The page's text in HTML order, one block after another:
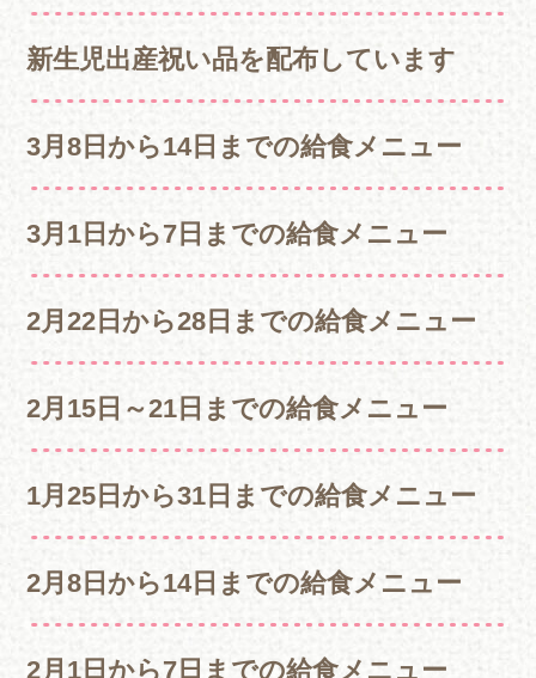
新生児出産祝い品を配布しています
3月8日から14日までの給食メニュー
3月1日から7日までの給食メニュー
2月22日から28日までの給食メニュー
2月15日～21日までの給食メニュー
1月25日から31日までの給食メニュー
2月8日から14日までの給食メニュー
2月1日から7日までの給食メニュー